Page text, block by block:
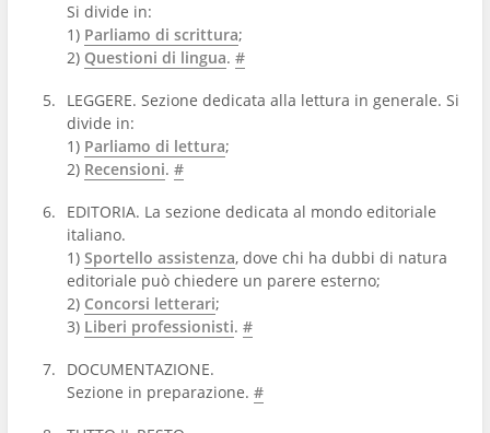
Si divide in:
1) Parliamo di scrittura;
2) Questioni di lingua. #
LEGGERE. Sezione dedicata alla lettura in generale. Si
divide in:
1) Parliamo di lettura;
2) Recensioni. #
EDITORIA. La sezione dedicata al mondo editoriale
italiano.
1) Sportello assistenza, dove chi ha dubbi di natura
editoriale può chiedere un parere esterno;
2) Concorsi letterari;
3) Liberi professionisti. #
DOCUMENTAZIONE.
Sezione in preparazione. #